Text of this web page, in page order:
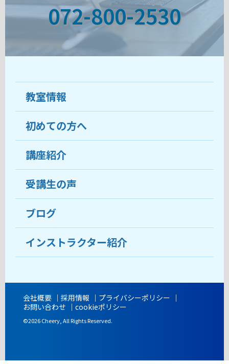
072-800-2530
教室情報
教室について
受講生の声
おすすめ・人気の講座
目的から講座を探す
教室ブログ
開講時間
初めての方へ
ココがおすすめ
料金
受講までの流れ
よくあるご質問
講座紹介
受講生の声
ブログ
インストラクター紹介
会社概要 採用情報
プライバシーポリシー
お問い合わせ
cookieポリシー
©2026 Cheery, All Rights Reserved.